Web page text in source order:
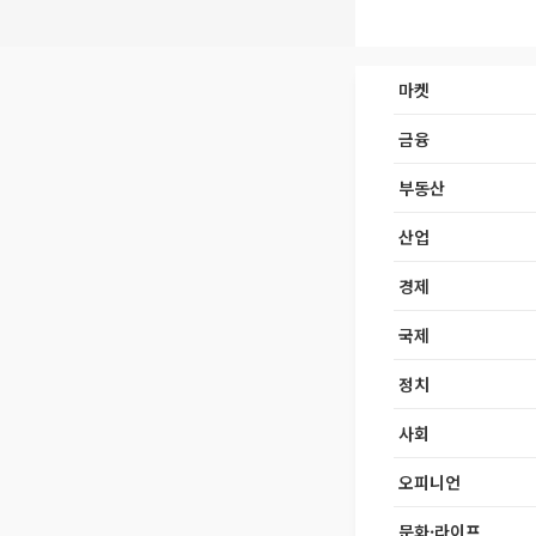
마켓
금융
부동산
산업
경제
국제
정치
사회
오피니언
문화·라이프